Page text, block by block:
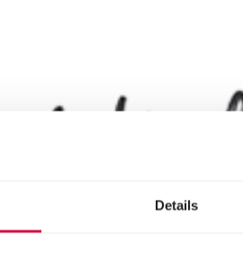
Details